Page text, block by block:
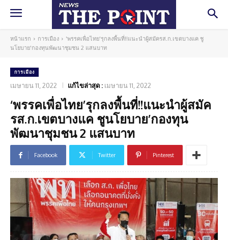
หน้าแรก การเมือง
'พรรคเพื่อไทย'รุกลงพื้นที่!!แนะนำผู้สมัครส.ก.เขตบางแค ชู
นโยบาย'กองทุนพัฒนาชุมชน 2 แสนบาท
การเมือง
เมษายน 11, 2022 แก้ไขล่าสุด : เมษายน 11, 2022
‘พรรคเพื่อไทย’รุกลงพื้นที่!!แนะนำผู้สมัค
รส.ก.เขตบางแค ชูนโยบาย’กองทุน
พัฒนาชุมชน 2 แสนบาท
Facebook Twitter Pinterest